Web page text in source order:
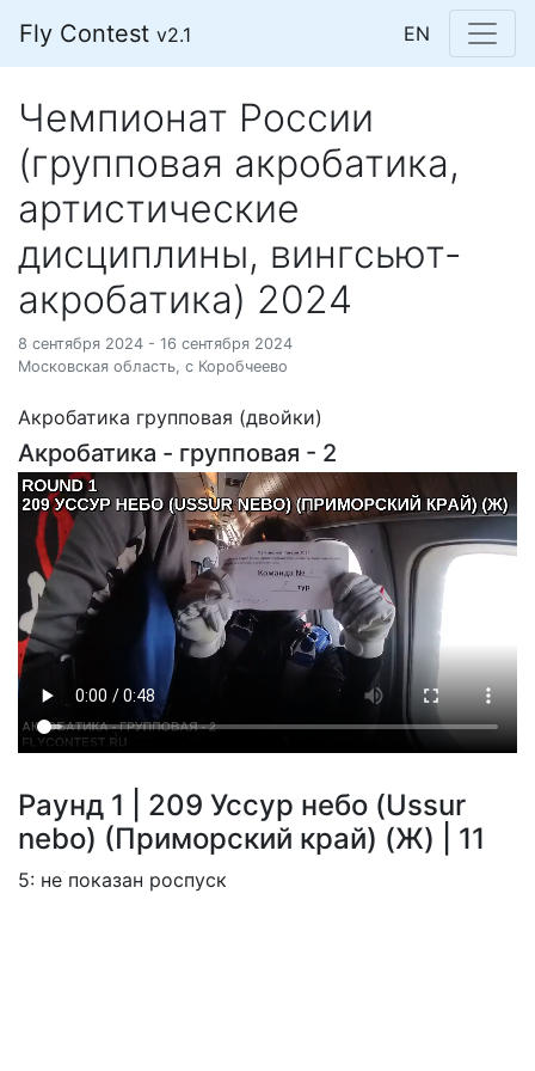
Fly Contest v2.1 EN
Чемпионат России
(групповая акробатика,
артистические
дисциплины, вингсьют-
акробатика) 2024
8 сентября 2024 - 16 сентября 2024
Московская область, с Коробчеево
Акробатика групповая (двойки)
Акробатика - групповая - 2
Раунд 1 | 209 Уссур небо (Ussur
nebo) (Приморский край) (Ж) | 11
5: не показан роспуск